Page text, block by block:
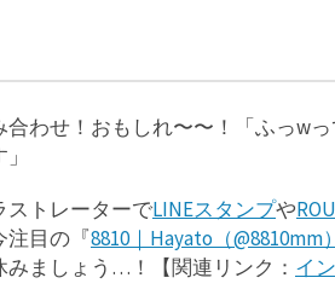
わせ！おもしれ〜〜！「ふっw
ストレーターでLINEスタンプや
注目の『8810｜Hayato（@8810mm）
ましょう…！【関連リンク： イ